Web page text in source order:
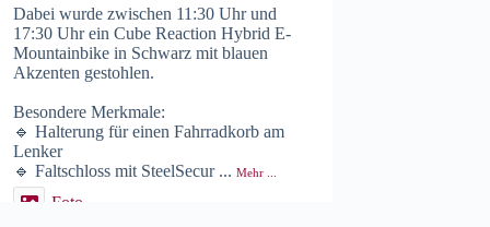
Dabei wurde zwischen 11:30 Uhr und
17:30 Uhr ein Cube Reaction Hybrid E-
Mountainbike in Schwarz mit blauen
Akzenten gestohlen.
Besondere Merkmale:
🔹 Halterung für einen Fahrradkorb am
Lenker
🔹 Faltschloss mit SteelSecur ...Mehr ...
Foto